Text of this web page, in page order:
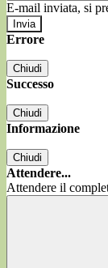
E-mail inviata, si
Errore
Chiudi
Successo
Chiudi
Informazione
Chiudi
Attendere...
Attendere il